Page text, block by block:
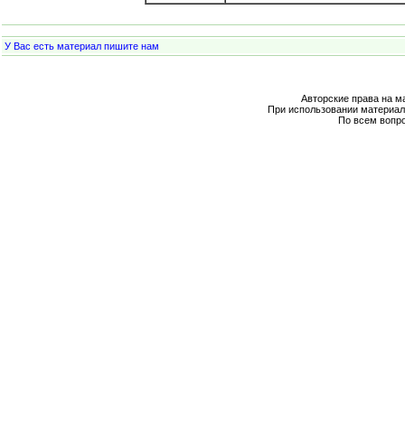
У Вас есть материал пишите нам
Авторские права на
При использовании
По всем